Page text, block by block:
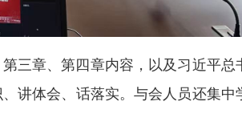
三章、第四章内容，以及习近平
讲体会、话落实。与会人员还集